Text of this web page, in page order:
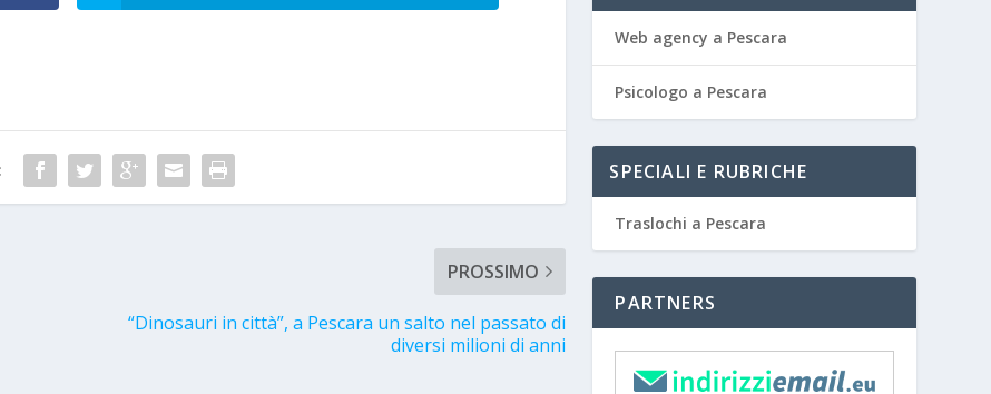
PROSSIMO
“Dinosauri in città”, a Pescara un salto nel passato di
diversi milioni di anni
Web agency a Pescara
Psicologo a Pescara
SPECIALI E RUBRICHE
Traslochi a Pescara
PARTNERS